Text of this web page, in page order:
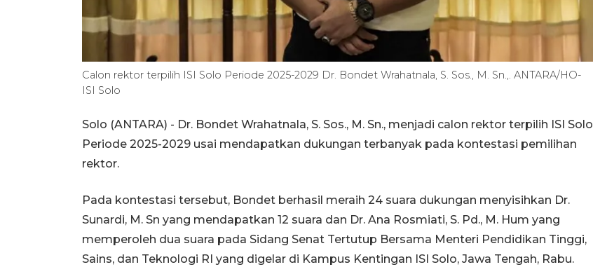
Calon rektor terpilih ISI Solo Periode 2025-2029 Dr. Bondet Wrahatnala, S. Sos., M. Sn.,. ANTARA/HO-
ISI Solo
Solo (ANTARA) - Dr. Bondet Wrahatnala, S. Sos., M. Sn., menjadi calon rektor terpilih ISI Solo
Periode 2025-2029 usai mendapatkan dukungan terbanyak pada kontestasi pemilihan
rektor.
Pada kontestasi tersebut, Bondet berhasil meraih 24 suara dukungan menyisihkan Dr.
Sunardi, M. Sn yang mendapatkan 12 suara dan Dr. Ana Rosmiati, S. Pd., M. Hum yang
memperoleh dua suara pada Sidang Senat Tertutup Bersama Menteri Pendidikan Tinggi,
Sains, dan Teknologi RI yang digelar di Kampus Kentingan ISI Solo, Jawa Tengah, Rabu.